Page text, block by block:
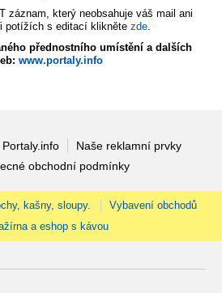
záznam, který neobsahuje váš mail ani
potížích s editací klikněte zde.
přednostního umístění a dalších
www.portaly.info
Naše reklamní prvky
obchodní podmínky
kašny, sloupy.
Vybavení obchodů
a eshop s kávou